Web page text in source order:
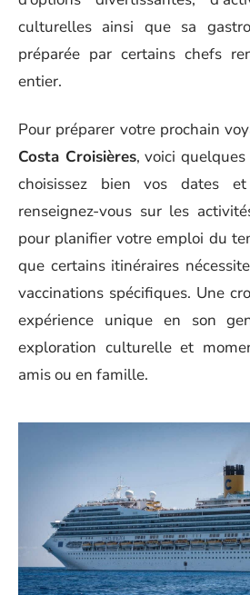
culturelles ainsi que sa
préparée par certains chefs
entier.
Pour préparer votre prochain
Costa Croisières, voici quelques
choisissez bien vos dates
renseignez-vous sur les
pour planifier votre emploi du
que certains itinéraires
vaccinations spécifiques. Une
expérience unique en son
exploration culturelle et
amis ou en famille.